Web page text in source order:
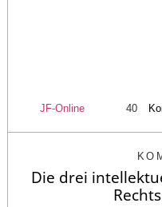
JF-Online 40
Die drei